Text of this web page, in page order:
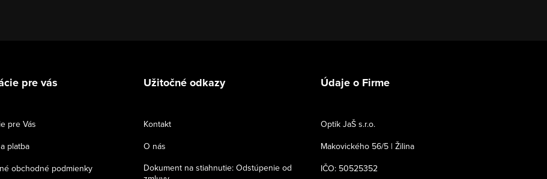
pre vás
pre Vás
platba
obchodné podmienky
Užitočné odkazy
Kontakt
O nás
Dokument na stiahnutie: Odstúpenie od
Údaje o Firme
Optik JaŠ s.r.o.
Makovického 56/5 | Žilina
IČO: 50525352